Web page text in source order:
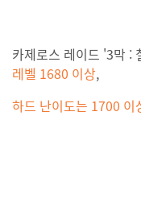
카제로스 레이드 '3막 :
레벨 1680 이상,
하드 난이도는 1700 이